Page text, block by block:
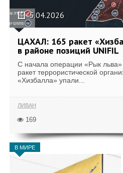
5.04.2026
ЦАХАЛ: 165 ракет
в районе позиций UNIFIL
С начала операции «Рык льва»
ракет террористической
«Хизбалла» упали...
ЛИВАН
169
В МИРЕ